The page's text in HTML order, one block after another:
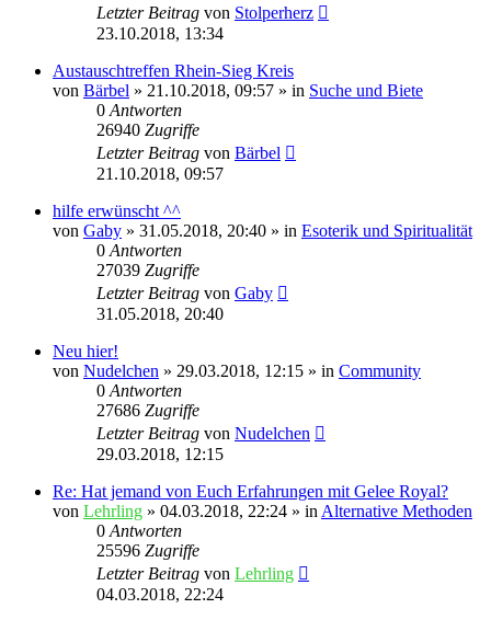
Letzter Beitrag von Stolperherz
23.10.2018, 13:34
Austauschtreffen Rhein-Sieg Kreis
von Bärbel » 21.10.2018, 09:57 » in Suche und Biete
0 Antworten
26940 Zugriffe
Letzter Beitrag von Bärbel
21.10.2018, 09:57
hilfe erwünscht ^^
von Gaby » 31.05.2018, 20:40 » in Esoterik und Spiritualität
0 Antworten
27039 Zugriffe
Letzter Beitrag von Gaby
31.05.2018, 20:40
Neu hier!
von Nudelchen » 29.03.2018, 12:15 » in Community
0 Antworten
27686 Zugriffe
Letzter Beitrag von Nudelchen
29.03.2018, 12:15
Re: Hat jemand von Euch Erfahrungen mit Gelee Royal?
von Lehrling » 04.03.2018, 22:24 » in Alternative Methoden
0 Antworten
25596 Zugriffe
Letzter Beitrag von Lehrling
04.03.2018, 22:24